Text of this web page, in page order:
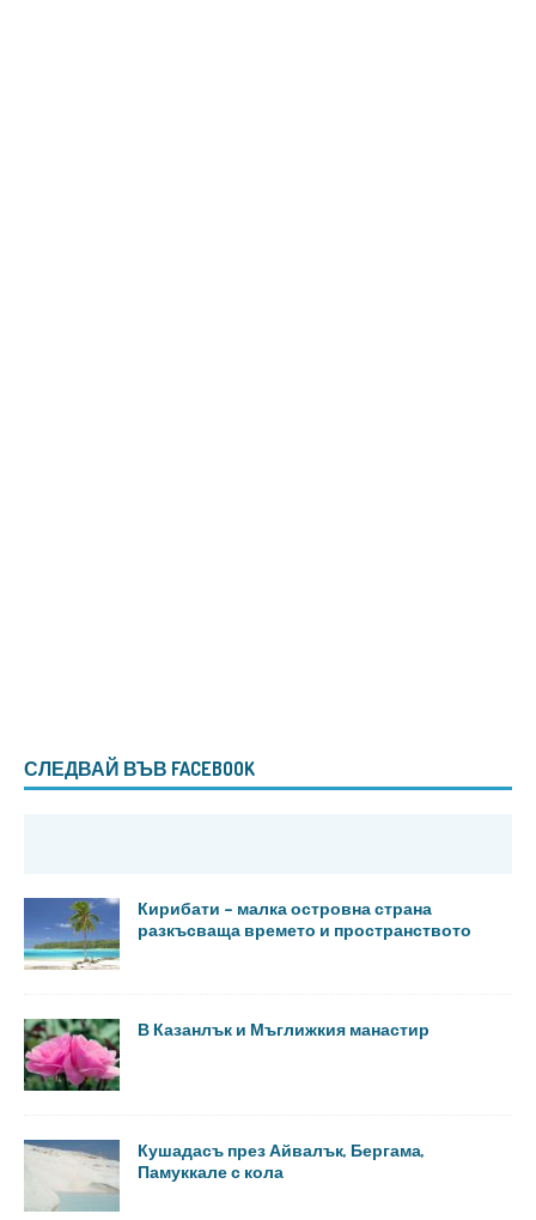
СЛЕДВАЙ ВЪВ FACEBOOK
Кирибати – малка островна страна
разкъсваща времето и пространството
В Казанлък и Мъглижкия манастир
Кушадасъ през Айвалък, Бергама,
Памуккале с кола